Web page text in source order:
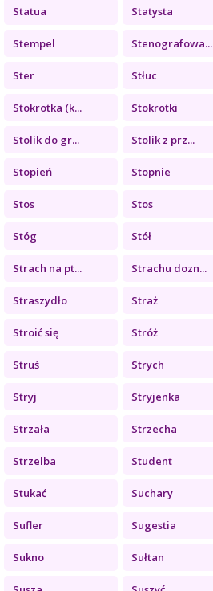
Statua Statysta
Stempel Stenografowa...
Ster Stłuc
Stokrotka (k... Stokrotki
Stolik do gr... Stolik z prz...
Stopień Stopnie
Stos Stos
Stóg Stół
Strach na pt... Strachu dozn...
Straszydło Straż
Stroić się Stróż
Struś Strych
Stryj Stryjenka
Strzała Strzecha
Strzelba Student
Stukać Suchary
Sufler Sugestia
Sukno Sułtan